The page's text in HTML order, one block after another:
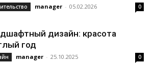
manager - 05.02.2026 0
дизайн: красота
год
manager - 25.10.2025 0